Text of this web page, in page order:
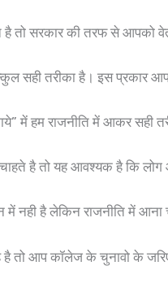
तो सरकार की तरफ से आपको
सही तरीका है। इस
में हम राजनीति में आकर सही
है तो यह आवश्यक है कि
में नही है लेकिन राजनीति में
है तो आप कॉलेज के चुनावो के